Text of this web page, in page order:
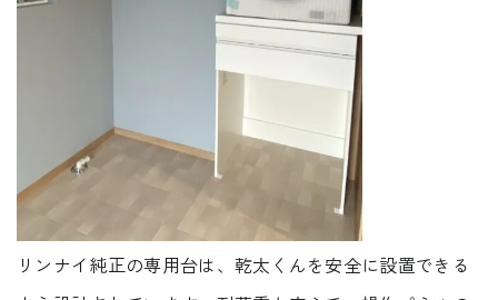
リンナイ純正の専用台は、乾太くんを安全に設置できる